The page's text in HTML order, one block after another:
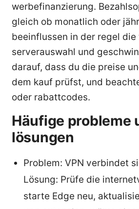
werbefinanzierung.
gleich ob monatlich oder
beeinflussen in der regel
serverauswahl und
darauf, dass du die preise
dem kauf prüfst, und
oder rabattcodes.
Häufige probleme
lösungen
Problem: VPN verbindet
Lösung: Prüfe die
starte Edge neu,